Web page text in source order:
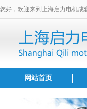
您好，欢迎来到上海启力电机成
网站首页